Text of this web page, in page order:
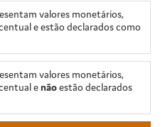
valores monetários,
e estão declarados como
valores monetários,
e nãoestão declarados